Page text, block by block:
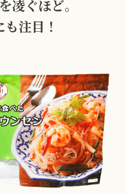
凌ぐほど。
注目！